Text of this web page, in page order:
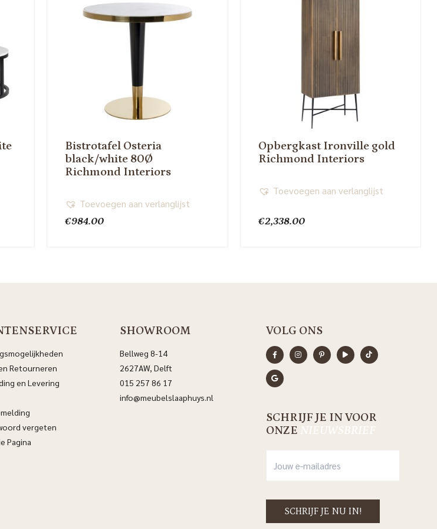
Bistrotafel Osteria
black/white 80Ø
Richmond Interiors
€984.00
Toevoegen aan verlanglijst
Opbergkast Ironville gold
Richmond Interiors
€2,338.00
Toevoegen aan verlanglijst
Retourneren
en Levering
vergeten
Pagina
SHOWROOM
Bellweg 8-14
2627AW, Delft
015 257 86 17
info@meubelslaaphuys.nl
VOLG ONS
SCHRIJF JE IN VOOR
ONZE NIEUWSBRIEF